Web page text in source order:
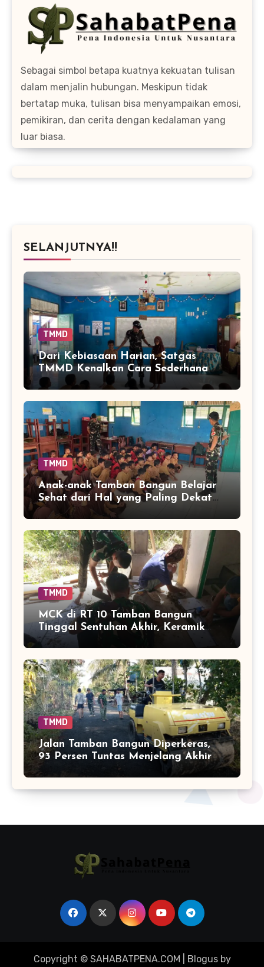
Sebagai simbol betapa kuatnya kekuatan tulisan
dalam menjalin hubungan. Meskipun tidak
bertatap muka, tulisan bisa menyampaikan emosi,
pemikiran, dan cerita dengan kedalaman yang
luar biasa.
SELANJUTNYA!!
TMMD
Dari Kebiasaan Harian, Satgas
TMMD Kenalkan Cara Sederhana
Mencegah Penyakit Sejak Dini
TMMD
Anak-anak Tamban Bangun Belajar
Sehat dari Hal yang Paling Dekat
dengan Keseharian
TMMD
MCK di RT 10 Tamban Bangun
Tinggal Sentuhan Akhir, Keramik
Capai 75 Persen
TMMD
Jalan Tamban Bangun Diperkeras,
93 Persen Tuntas Menjelang Akhir
TMMD
Copyright © SAHABATPENA.COM Blogusby